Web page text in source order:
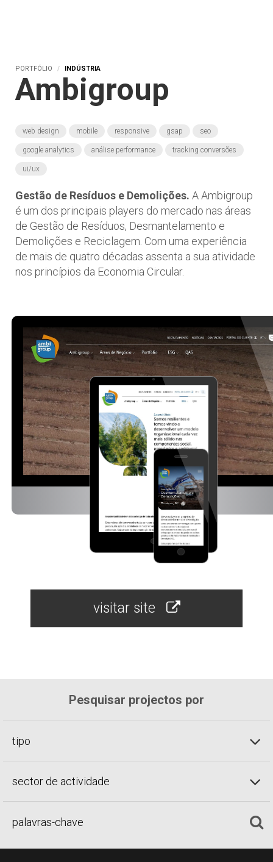
PORTFÓLIO INDÚSTRIA
Ambigroup
web design mobile responsive gsap seo
google analytics análise performance tracking conversões
ui/ux
Gestão de Resíduos e Demolições. A Ambigroup
é um dos principais players do mercado nas áreas
de Gestão de Resíduos, Desmantelamento e
Demolições e Reciclagem. Com uma experiência
de mais de quatro décadas assenta a sua atividade
nos princípios da Economia Circular.
visitar site
Pesquisar projectos por
tipo
sector de actividade